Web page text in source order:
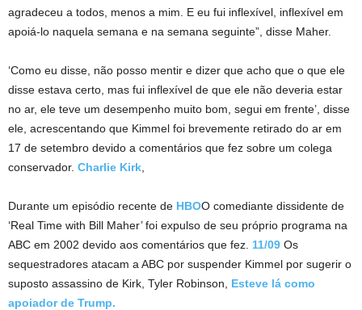
agradeceu a todos, menos a mim. E eu fui inflexível, inflexível em
apoiá-lo naquela semana e na semana seguinte”, disse Maher.
‘Como eu disse, não posso mentir e dizer que acho que o que ele
disse estava certo, mas fui inflexível de que ele não deveria estar
no ar, ele teve um desempenho muito bom, segui em frente’, disse
ele, acrescentando que Kimmel foi brevemente retirado do ar em
17 de setembro devido a comentários que fez sobre um colega
conservador. Charlie Kirk
Durante um episódio recente de HBOO comediante dissidente de
‘Real Time with Bill Maher’ foi expulso de seu próprio programa na
ABC em 2002 devido aos comentários que fez. 11/09 Os
sequestradores atacam a ABC por suspender Kimmel por sugerir o
suposto assassino de Kirk, Tyler Robinson, Esteve lá como
apoiador de Trump.